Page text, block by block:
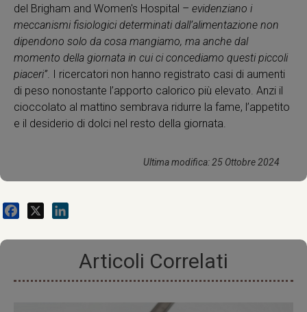
Ultima modifica: 25 Ottobre 2024
del Brigham and Women's Hospital – evidenziano i
meccanismi fisiologici determinati dall’alimentazione non
dipendono solo da cosa mangiamo, ma anche dal
momento della giornata in cui ci concediamo questi piccoli
piaceri”. I ricercatori non hanno registrato casi di aumenti
di peso nonostante l’apporto calorico più elevato. Anzi il
cioccolato al mattino sembrava ridurre la fame, l’appetito
e il desiderio di dolci nel resto della giornata.
Articoli Correlati